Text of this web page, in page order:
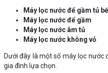
Máy lọc nước để gầm tủ
Máy lọc nước để gầm
Máy lọc nước âm tủ
Máy lọc nước không vỏ
Dưới đây là một số máy lọc nước
gia đình lựa chọn.